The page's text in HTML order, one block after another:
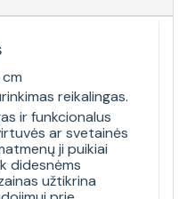
reikalingas.
ir funkcionalus
ar svetainės
ji puikiai
didesnėms
užtikrina